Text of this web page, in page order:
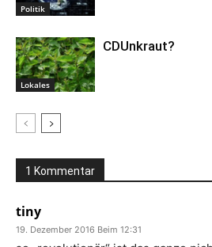
Politik
Lokales
CDUnkraut?
1 Kommentar
tiny
19. Dezember 2016 Beim 12:31